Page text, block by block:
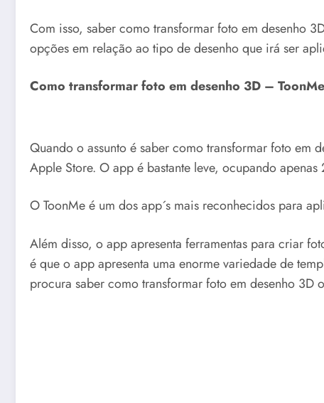
Com isso, saber como transformar foto em desenho
opções em relação ao tipo de desenho que irá ser
Como transformar foto em desenho 3D – ToonMe
Quando o assunto é saber como transformar foto em
Apple Store. O app é bastante leve, ocupando
O ToonMe é um dos app´s mais reconhecidos para
Além disso, o app apresenta ferramentas para criar
é que o app apresenta uma enorme variedade de
procura saber como transformar foto em desenho 3D